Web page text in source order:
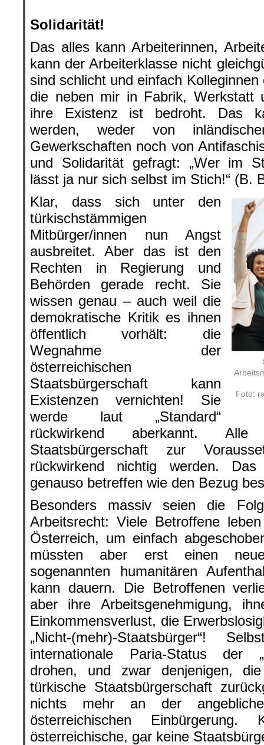
Solidarität!
Das alles kann Arbeiterinnen,
kann der Arbeiterklasse nicht
sind schlicht und einfach
die neben mir in Fabrik, Werkstatt
ihre Existenz ist bedroht. Das
werden, weder von
Gewerkschaften noch von
und Solidarität gefragt: „Wer im
lässt ja nur sich selbst im Stich!“ (B.
Foto:
Klar, dass sich unter den
türkischstämmigen
Mitbürger/innen nun Angst
ausbreitet. Aber das ist den
Rechten in Regierung und
Behörden gerade recht. Sie
wissen genau – auch weil die
demokratische Kritik es ihnen
öffentlich vorhält: die
Wegnahme der
österreichischen
Staatsbürgerschaft kann
Existenzen vernichten! Sie
werde laut „Standard“
rückwirkend aberkannt.
Staatsbürgerschaft zur
rückwirkend nichtig werden. Das
genauso betreffen wie den Bezug
Besonders massiv seien die
Arbeitsrecht: Viele Betroffene
Österreich, um einfach
müssten aber erst einen
sogenannten humanitären
kann dauern. Die Betroffenen
aber ihre Arbeitsgenehmigung,
Einkommensverlust, die
„Nicht-(mehr)-Staatsbürger“!
internationale Paria-Status der
drohen, und zwar denjenigen,
türkische Staatsbürgerschaft
nichts mehr an der
österreichischen
österreichische, gar keine